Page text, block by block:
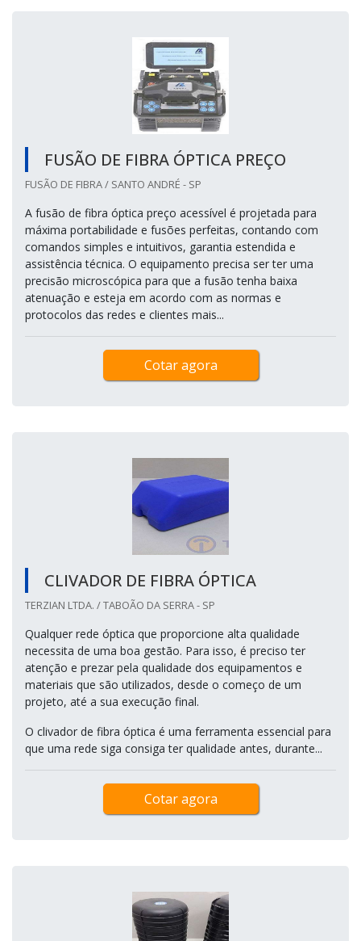
FUSÃO DE FIBRA ÓPTICA PREÇO
FUSÃO DE FIBRA / SANTO ANDRÉ - SP
A fusão de fibra óptica preço acessível é projetada para
máxima portabilidade e fusões perfeitas, contando com
comandos simples e intuitivos, garantia estendida e
assistência técnica. O equipamento precisa ser ter uma
precisão microscópica para que a fusão tenha baixa
atenuação e esteja em acordo com as normas e
protocolos das redes e clientes mais...
Cotar agora
CLIVADOR DE FIBRA ÓPTICA
TERZIAN LTDA. / TABOÃO DA SERRA - SP
Qualquer rede óptica que proporcione alta qualidade
necessita de uma boa gestão. Para isso, é preciso ter
atenção e prezar pela qualidade dos equipamentos e
materiais que são utilizados, desde o começo de um
projeto, até a sua execução final.
O clivador de fibra óptica é uma ferramenta essencial para
que uma rede siga consiga ter qualidade antes, durante...
Cotar agora